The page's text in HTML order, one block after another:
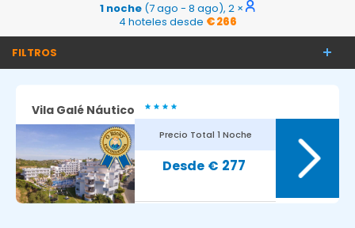
1 noche (7 ago - 8 ago), 2 ×
4 hoteles desde € 266
Vila Galé Náutico
Precio Total 1 Noche
€ 277
FILTROS